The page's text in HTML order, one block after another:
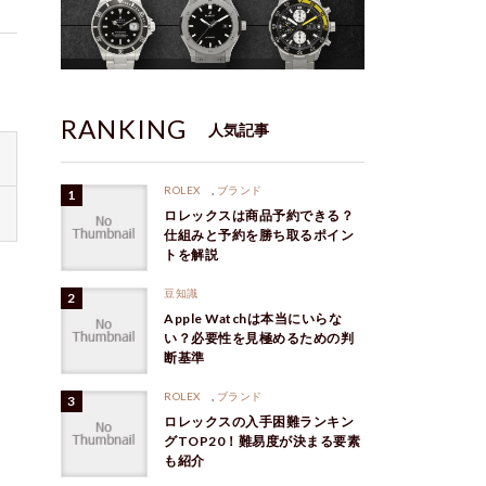
RANKING 人気記事
ROLEX ブランド
ロレックスは商品予約できる？
仕組みと予約を勝ち取るポイン
トを解説
豆知識
Apple Watchは本当にいらな
い？必要性を見極めるための判
断基準
ROLEX ブランド
ロレックスの入手困難ランキン
グTOP20！難易度が決まる要素
も紹介